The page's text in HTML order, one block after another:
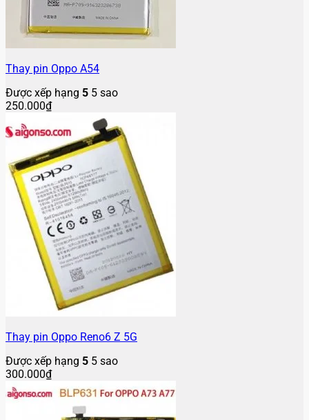
Thay pin Oppo A54
Được xếp hạng 5 5 sao
250.000₫
Thay pin Oppo Reno6 Z 5G
Được xếp hạng 5 5 sao
300.000₫